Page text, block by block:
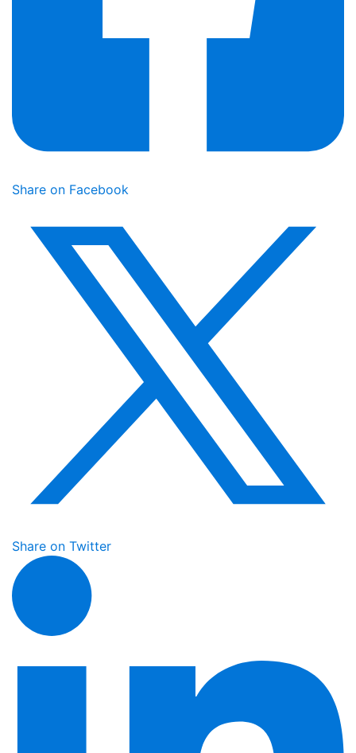
Share on Facebook
Share on Twitter